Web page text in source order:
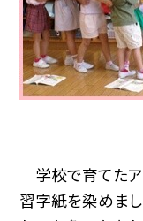
学校で育てたア
習字紙を染めまし